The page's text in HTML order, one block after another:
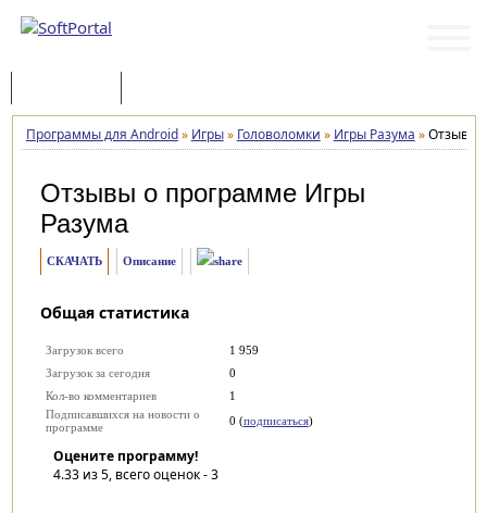
Программы для Android» Игры» Головоломки » Игры Разума »Отзывы
Отзывы о программе Игры
Разума
СКАЧАТЬ Описание
Общая статистика
Загрузок всего
1 959
Загрузок за сегодня
0
Кол-во комментариев
1
Подписавшихся на новости о
программе
0 (подписаться)
Оцените программу!
4.33из 5, всего оценок -3